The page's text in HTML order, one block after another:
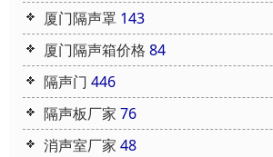
厦门隔声罩 143
厦门隔声箱价格 84
隔声门 446
隔声板厂家 76
消声室厂家 48